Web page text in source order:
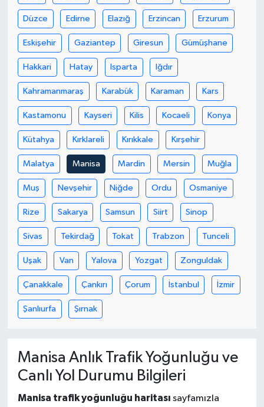
Düzce Edirne Elazığ Erzincan Erzurum
Eskişehir Gaziantep Giresun Gümüşhane
Hakkari Hatay Isparta Iğdır
Kahramanmaraş Karabük Karaman Kars
Kastamonu Kayseri Kilis Kocaeli Konya
Kütahya Kırklareli Kırıkkale Kırşehir
Malatya Manisa Mardin Mersin Muğla
Muş Nevşehir Niğde Ordu Osmaniye
Rize Sakarya Samsun Siirt Sinop
Sivas Tekirdağ Tokat Trabzon Tunceli
Uşak Van Yalova Yozgat Zonguldak
Çanakkale Çankırı Çorum İstanbul İzmir
Şanlıurfa Şırnak
Manisa Anlık Trafik Yoğunluğu ve
Canlı Yol Durumu Bilgileri
Manisa trafik yoğunluğu haritası sayfamızla